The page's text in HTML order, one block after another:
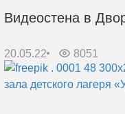
Видеостена в
20.05.22 8051